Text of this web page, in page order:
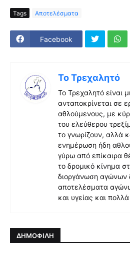
Tags Αποτελέσματα
Facebook
Το Τρεχαλητό
Το Τρεχαλητό είναι
ανταποκρίνεται σε
αθλούμενους, με
του ελεύθερου
το γνωρίζουν, αλλά
ενημέρωση ήδη
γύρω από επίκαιρα
το δρομικό κίνημα
διοργάνωση αγώνων
αποτελέσματα
και υγείας και
ΔΗΜΟΦΙΛΗ